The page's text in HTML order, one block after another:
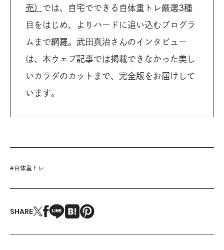
売） では、自宅でできる自体重トレ厳選3種
目をはじめ、よりハードに追い込むプログラ
ムまで網羅。武田真治さんのインタビュー
は、本ウェブ記事では掲載できなかった美し
いカラダのカットまで、完全版をお届けして
います。
#自体重トレ
SHARE